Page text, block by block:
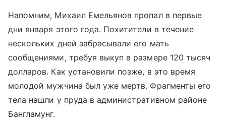
Напомним, Михаил Емельянов пропал в первые
дни января этого года. Похитители в течение
нескольких дней забрасывали его мать
сообщениями, требуя выкуп в размере 120 тысяч
долларов. Как установили позже, в это время
молодой мужчина был уже мертв. Фрагменты его
тела нашли у пруда в административном районе
Бангламунг.